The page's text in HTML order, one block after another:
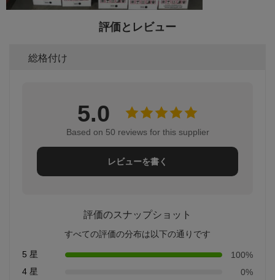
評価とレビュー
総格付け
5.0
Based on 50 reviews for this supplier
レビューを書く
評価のスナップショット
すべての評価の分布は以下の通りです
5 星
100%
4 星
0%